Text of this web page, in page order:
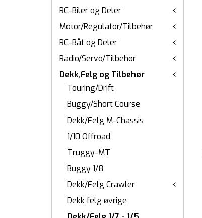
RC-Biler og Deler
Motor/Regulator/Tilbehør
RC-Båt og Deler
Radio/Servo/Tilbehør
Dekk,Felg og Tilbehør
Touring/Drift
Buggy/Short Course
Dekk/Felg M-Chassis
1/10 Offroad
Truggy-MT
Buggy 1/8
Dekk/Felg Crawler
Dekk felg øvrige